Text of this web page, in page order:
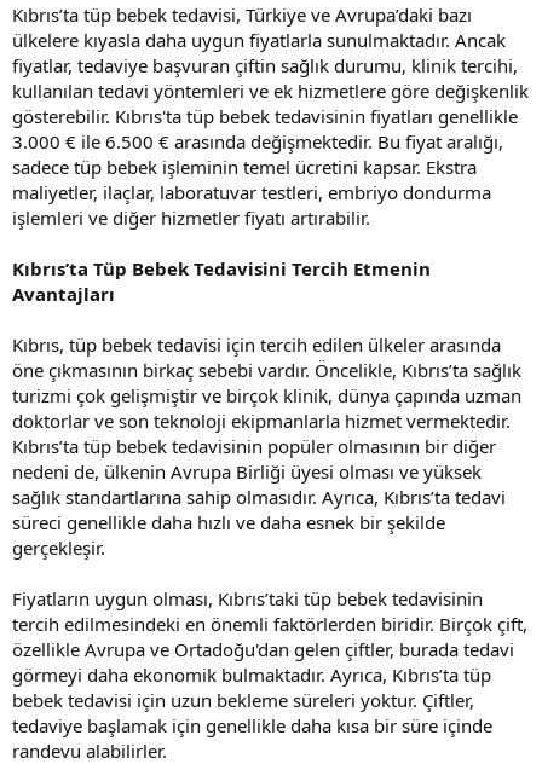
Kıbrıs’ta tüp bebek tedavisi, Türkiye ve Avrupa’daki bazı
ülkelere kıyasla daha uygun fiyatlarla sunulmaktadır. Ancak
fiyatlar, tedaviye başvuran çiftin sağlık durumu, klinik tercihi,
kullanılan tedavi yöntemleri ve ek hizmetlere göre değişkenlik
gösterebilir. Kıbrıs'ta tüp bebek tedavisinin fiyatları genellikle
3.000 € ile 6.500 € arasında değişmektedir. Bu fiyat aralığı,
sadece tüp bebek işleminin temel ücretini kapsar. Ekstra
maliyetler, ilaçlar, laboratuvar testleri, embriyo dondurma
işlemleri ve diğer hizmetler fiyatı artırabilir.
Kıbrıs’ta Tüp Bebek Tedavisini Tercih Etmenin
Avantajları
Kıbrıs, tüp bebek tedavisi için tercih edilen ülkeler arasında
öne çıkmasının birkaç sebebi vardır. Öncelikle, Kıbrıs’ta sağlık
turizmi çok gelişmiştir ve birçok klinik, dünya çapında uzman
doktorlar ve son teknoloji ekipmanlarla hizmet vermektedir.
Kıbrıs’ta tüp bebek tedavisinin popüler olmasının bir diğer
nedeni de, ülkenin Avrupa Birliği üyesi olması ve yüksek
sağlık standartlarına sahip olmasıdır. Ayrıca, Kıbrıs’ta tedavi
süreci genellikle daha hızlı ve daha esnek bir şekilde
gerçekleşir.
Fiyatların uygun olması, Kıbrıs’taki tüp bebek tedavisinin
tercih edilmesindeki en önemli faktörlerden biridir. Birçok çift,
özellikle Avrupa ve Ortadoğu'dan gelen çiftler, burada tedavi
görmeyi daha ekonomik bulmaktadır. Ayrıca, Kıbrıs’ta tüp
bebek tedavisi için uzun bekleme süreleri yoktur. Çiftler,
tedaviye başlamak için genellikle daha kısa bir süre içinde
randevu alabilirler.